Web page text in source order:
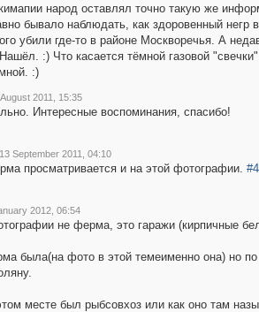
народ оставлял точно такую же
бывало наблюдать, как здоровенный
убили где-то в районе Москворечья. А
:) Что касается тёмной газовой
:)
2011, 15:35
Интересные воспоминания, спасибо!
13 September 2011, 04:10
просматривается и на этой фотографии.
2012, 06:54
не ферма, это гаражи (кирпичные
была(на фото в этой темеименно она) но
месте был рыбсовхоз или как оно там